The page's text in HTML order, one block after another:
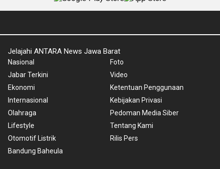
Jelajahi ANTARA News Jawa Barat
Nasional
Jabar Terkini
Ekonomi
Internasional
Olahraga
Lifestyle
Otomotif Listrik
Bandung Baheula
Foto
Video
Ketentuan Penggunaan
Kebijakan Privasi
Pedoman Media Siber
Tentang Kami
Rilis Pers